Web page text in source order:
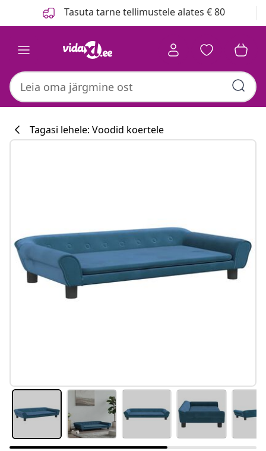
Tasuta tarne tellimustele alates € 80
#sharemevidaxl
Tagasi lehele: Voodid koertele